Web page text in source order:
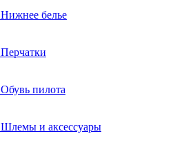
Нижнее белье
Перчатки
Обувь пилота
Шлемы и аксессуары